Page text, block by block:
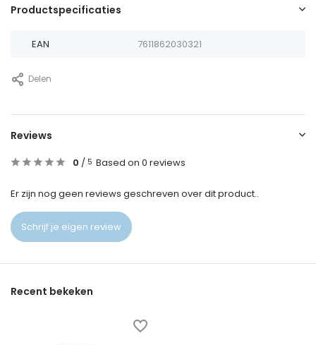
Productspecificaties
EAN 7611862030321
Delen
Reviews
0 / 5 Based on 0 reviews
Er zijn nog geen reviews geschreven over dit product..
Schrijf je eigen review
Recent bekeken